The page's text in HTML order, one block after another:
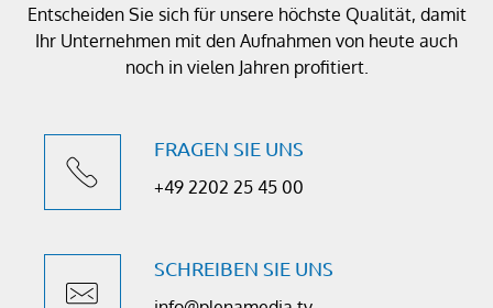
Entscheiden Sie sich für unsere höchste Qualität, damit
Ihr Unternehmen mit den Aufnahmen von heute auch
noch in vielen Jahren profitiert.
FRAGEN SIE UNS
+49 2202 25 45 00
SCHREIBEN SIE UNS